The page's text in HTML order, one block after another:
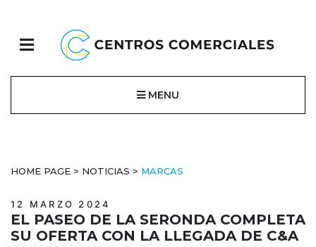
MENU
HOME PAGE > NOTICIAS > MARCAS
12 MARZO 2024
EL PASEO DE LA SERONDA COMPLETA
SU OFERTA CON LA LLEGADA DE C&A